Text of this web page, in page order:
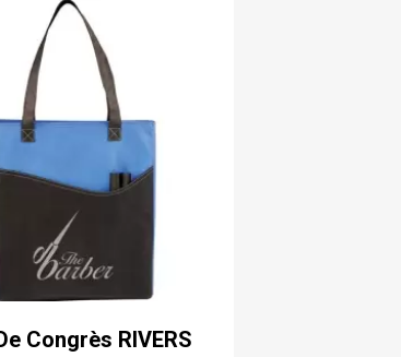
Congrès RIVERS